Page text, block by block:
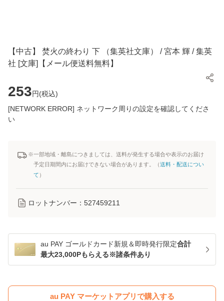
【中古】 焚火の終わり 下 （集英社文庫） / 宮本 輝 / 集英
社 [文庫]【メール便送料無料】
253円(税込)
[NETWORK ERROR] ネットワーク周りの設定を確認してくださ
い
※一部地域・離島につきましては、送料が発生する場合や表示のお届け
予定日期間内にお届けできない場合があります。（送料・配送につい
て ）
ロットナンバー： 527459211
au PAY ゴールドカード新規＆即時発行限定合計
最大23,000Pもらえる※諸条件あり
au PAY マーケットアプリで購入する